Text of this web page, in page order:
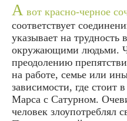
А вот красно-черное
соответствует
указывает на трудность
окружающими людьми.
преодолению
на работе, семье или
зависимости, где стоит
Марса с Сатурном.
человек злоупотреблял